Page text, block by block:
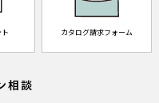
カタログ請求フォーム
相談